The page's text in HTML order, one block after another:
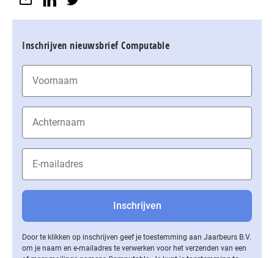
Inschrijven nieuwsbrief Computable
Door te klikken op inschrijven geef je toestemming aan Jaarbeurs B.V.
om je naam en e-mailadres te verwerken voor het verzenden van een